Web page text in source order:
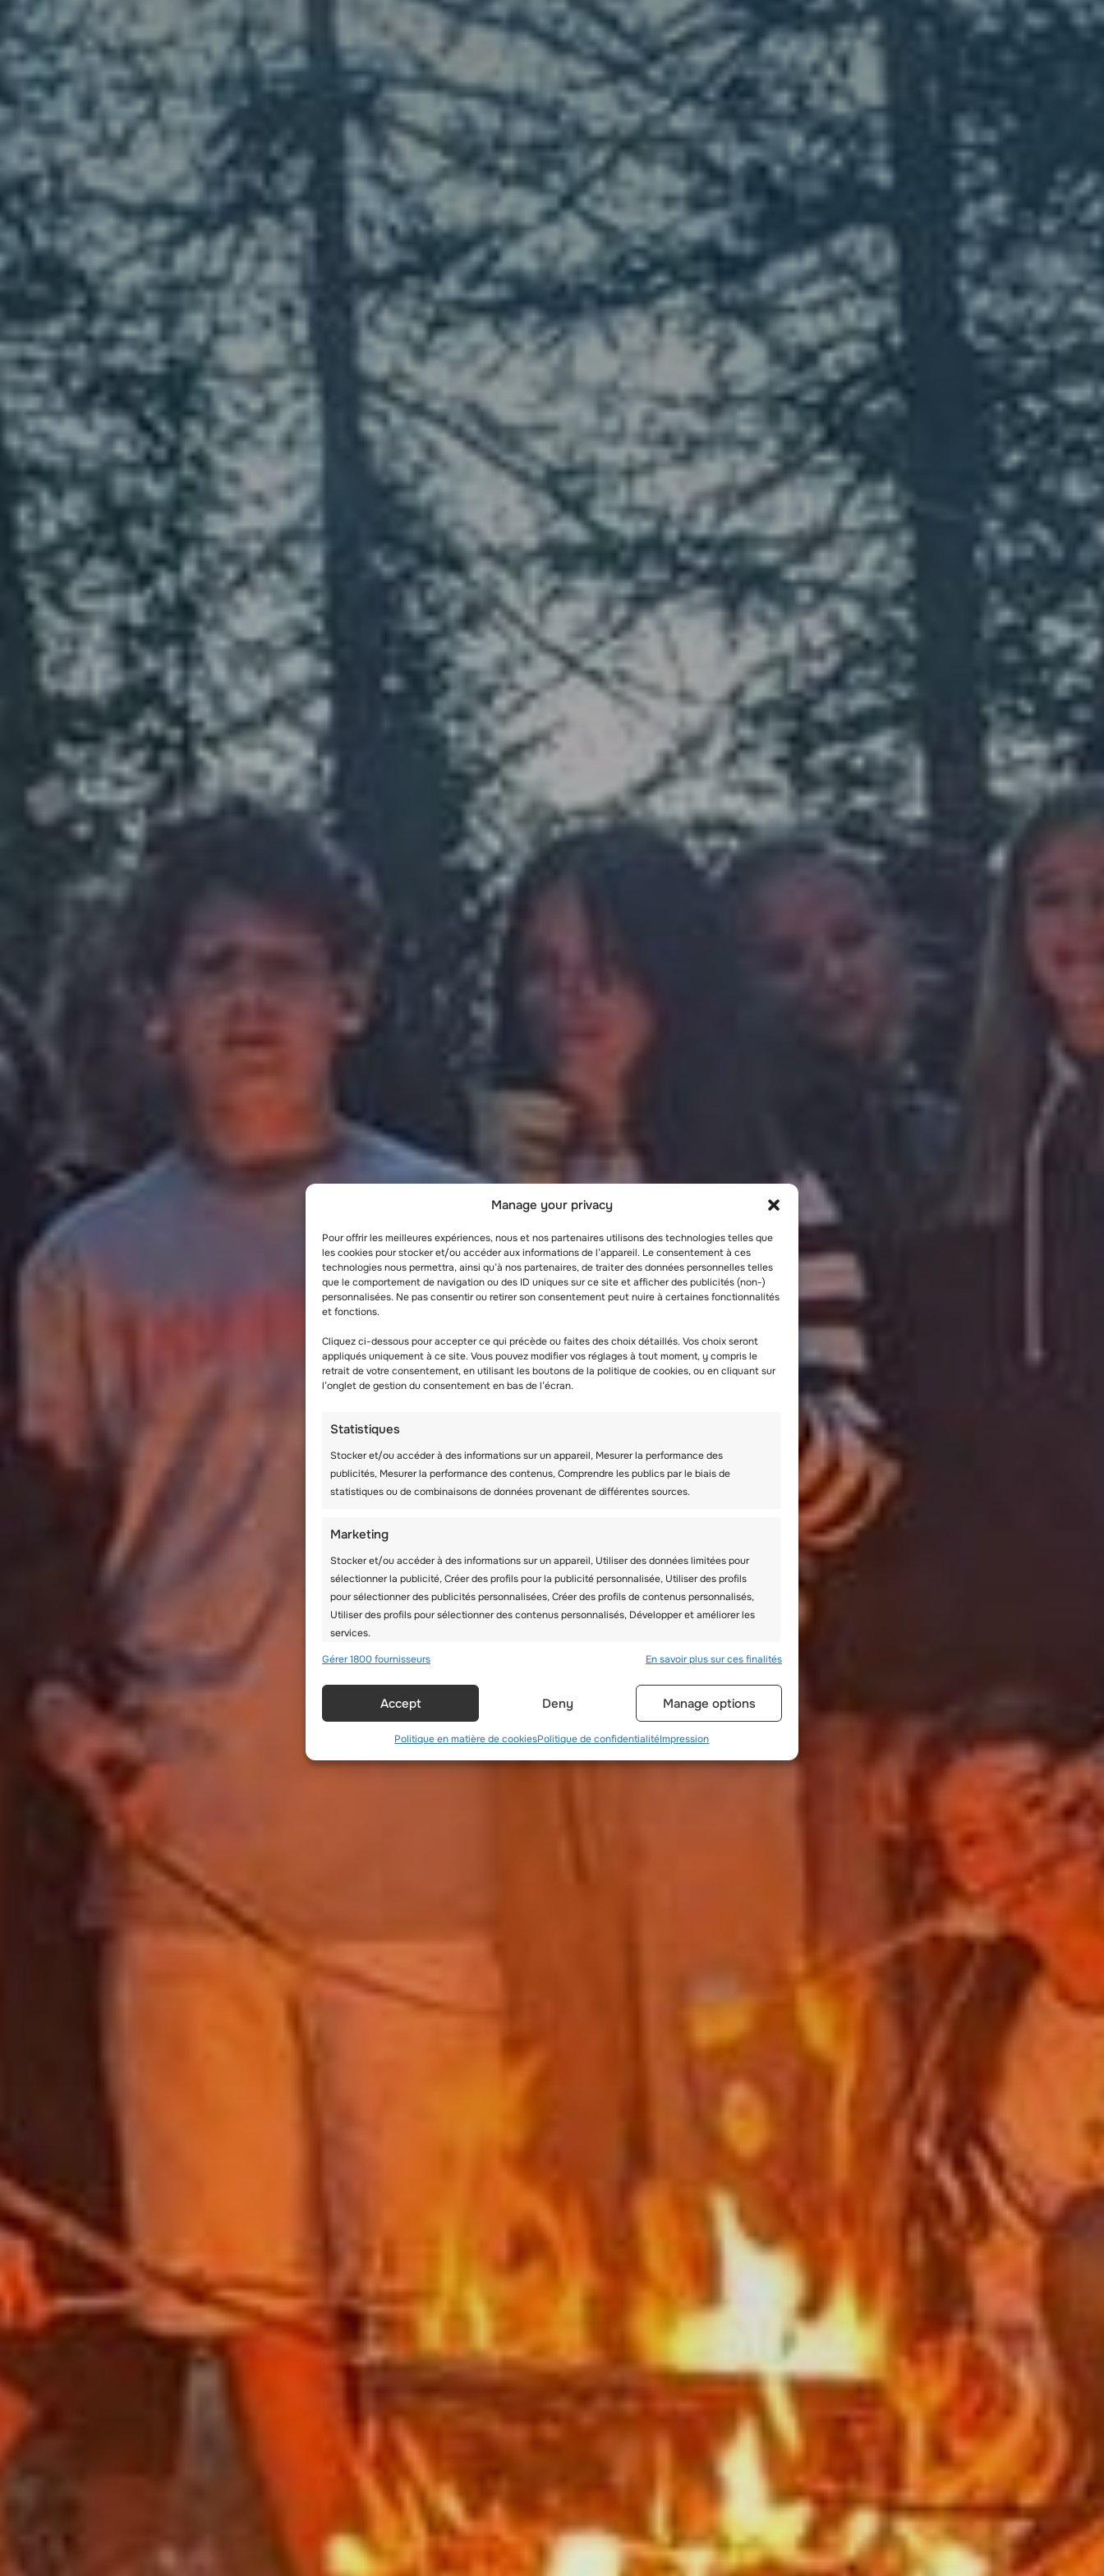
Manage your privacy
Pour offrir les meilleures expériences, nous et nos partenaires utilisons des technologies telles que
les cookies pour stocker et/ou accéder aux informations de l’appareil. Le consentement à ces
technologies nous permettra, ainsi qu’à nos partenaires, de traiter des données personnelles telles
que le comportement de navigation ou des ID uniques sur ce site et afficher des publicités (non-)
personnalisées. Ne pas consentir ou retirer son consentement peut nuire à certaines fonctionnalités
et fonctions.
Cliquez ci-dessous pour accepter ce qui précède ou faites des choix détaillés. Vos choix seront
appliqués uniquement à ce site. Vous pouvez modifier vos réglages à tout moment, y compris le
retrait de votre consentement, en utilisant les boutons de la politique de cookies, ou en cliquant sur
l’onglet de gestion du consentement en bas de l’écran.
Statistiques
Stocker et/ou accéder à des informations sur un appareil, Mesurer la performance des
publicités, Mesurer la performance des contenus, Comprendre les publics par le biais de
statistiques ou de combinaisons de données provenant de différentes sources.
Marketing
Stocker et/ou accéder à des informations sur un appareil, Utiliser des données limitées pour
sélectionner la publicité, Créer des profils pour la publicité personnalisée, Utiliser des profils
pour sélectionner des publicités personnalisées, Créer des profils de contenus personnalisés,
Utiliser des profils pour sélectionner des contenus personnalisés, Développer et améliorer les
services.
Mettre en correspondance et combiner des données à partir d’autres sources
de données, Relier différents appareils, Identifier les appareils en fonction des
informations transmises automatiquement.
Gérer 1800 fournisseurs En savoir plus sur ces finalités
Accept Deny Manage options
Politique en matière de cookiesPolitique de confidentialitéImpression